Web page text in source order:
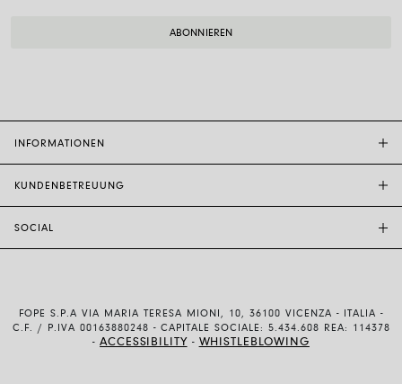
INFORMATIONEN
KUNDENBETREUUNG
VERSAND UND RÜCKSENDUNG
ZAHLUNSMETHODEN
SOCIAL
YOUTUBE
FOPE S.P.A VIA MARIA TERESA MIONI, 10, 36100 VICENZA - ITALIA -
C.F. / P.IVA 00163880248 - CAPITALE SOCIALE: 5.434.608 REA: 114378
-ACCESSIBILITY - WHISTLEBLOWING